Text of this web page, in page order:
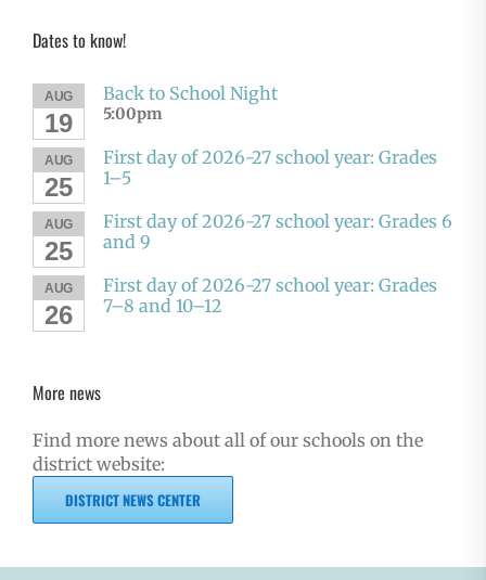
Dates to know!
AUG
19
Back to School Night
5:00pm
AUG
25
First day of 2026-27 school year: Grades
1–5
AUG
25
First day of 2026-27 school year: Grades 6
and 9
AUG
26
First day of 2026-27 school year: Grades
7–8 and 10–12
More news
Find more news about all of our schools on the
district website:
DISTRICT NEWS CENTER